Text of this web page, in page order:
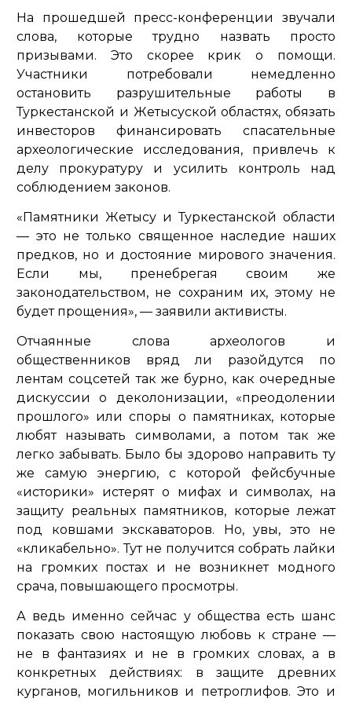
На прошедшей пресс-конференции звучали
слова, которые трудно назвать просто
призывами. Это скорее крик о помощи.
Участники потребовали немедленно
остановить разрушительные работы в
Туркестанской и Жетысуской областях, обязать
инвесторов финансировать спасательные
археологические исследования, привлечь к
делу прокуратуру и усилить контроль над
соблюдением законов.
«Памятники Жетысу и Туркестанской области
— это не только священное наследие наших
предков, но и достояние мирового значения.
Если мы, пренебрегая своим же
законодательством, не сохраним их, этому не
будет прощения», — заявили активисты.
Отчаянные слова археологов и
общественников вряд ли разойдутся по
лентам соцсетей так же бурно, как очередные
дискуссии о деколонизации, «преодолении
прошлого» или споры о памятниках, которые
любят называть символами, а потом так же
легко забывать. Было бы здорово направить ту
же самую энергию, с которой фейсбучные
«историки» истерят о мифах и символах, на
защиту реальных памятников, которые лежат
под ковшами экскаваторов. Но, увы, это не
«кликабельно». Тут не получится собрать лайки
на громких постах и не возникнет модного
срача, повышающего просмотры.
А ведь именно сейчас у общества есть шанс
показать свою настоящую любовь к стране —
не в фантазиях и не в громких словах, а в
конкретных действиях: в защите древних
курганов, могильников и петроглифов. Это и